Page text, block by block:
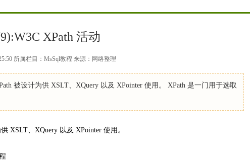
XPath 活动
所属栏目：MsSql教程 来源：网络整理
被设计为供 XSLT、XQuery 以及 XPointer 使用。 XPath 是一门用于选取
XSLT、XQuery 以及 XPointer 使用。